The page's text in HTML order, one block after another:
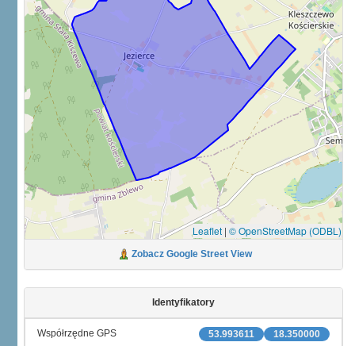
Leaflet | © OpenStreetMap (ODBL)
Zobacz Google Street View
Identyfikatory
18.350000
53.993611
Współrzędne GPS